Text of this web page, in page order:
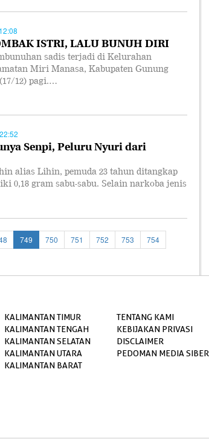
ISTRI, LALU BUNUH DIRI
sadis terjadi di Kelurahan
Miri Manasa, Kabupaten Gunung
12) pagi.…
Senpi, Peluru Nyuri dari
alias Lihin, pemuda 23 tahun ditangkap
0,18 gram sabu-sabu. Selain narkoba jenis
749 750 751 752 753
754
KALIMANTAN TIMUR
KALIMANTAN TENGAH
KALIMANTAN SELATAN
KALIMANTAN UTARA
KALIMANTAN BARAT
TENTANG KAMI
KEBIJAKAN PRIVASI
DISCLAIMER
PEDOMAN MEDIA SIBER